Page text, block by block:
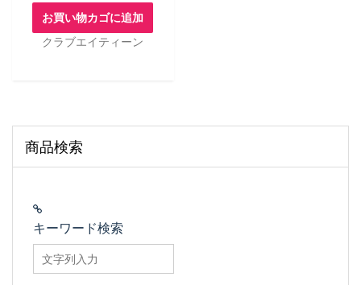
お買い物カゴに追加
クラブエイティーン
商品検索
キーワード検索
searchfilter_pro